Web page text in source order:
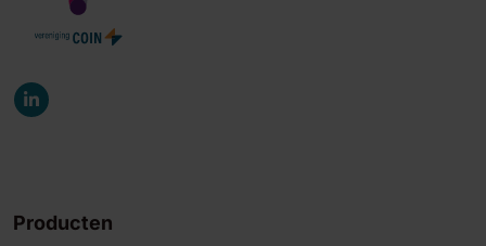
Producten